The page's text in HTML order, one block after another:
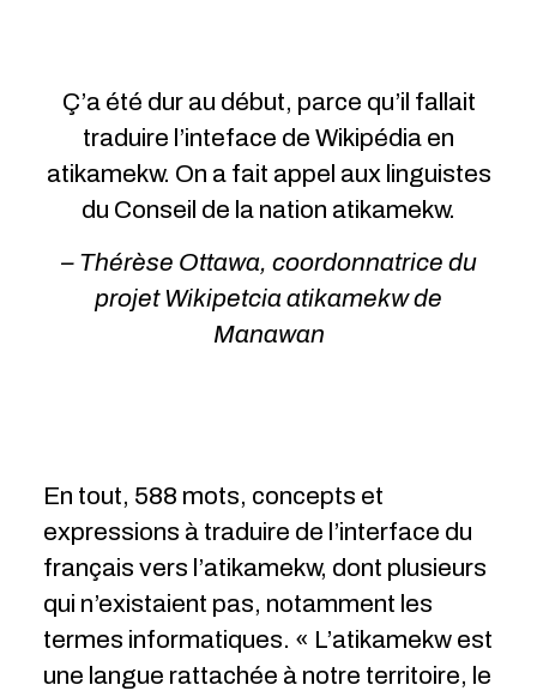
Ç’a été dur au début, parce qu’il fallait
traduire l’inteface de Wikipédia en
atikamekw. On a fait appel aux linguistes
du Conseil de la nation atikamekw.
– Thérèse Ottawa, coordonnatrice du
projet Wikipetcia atikamekw de
Manawan
En tout, 588 mots, concepts et
expressions à traduire de l’interface du
français vers l’atikamekw, dont plusieurs
qui n’existaient pas, notamment les
termes informatiques. « L’atikamekw est
une langue rattachée à notre territoire, le